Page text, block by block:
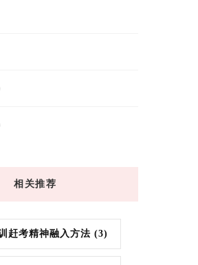
相关推荐
赶考精神融入方法 (3)